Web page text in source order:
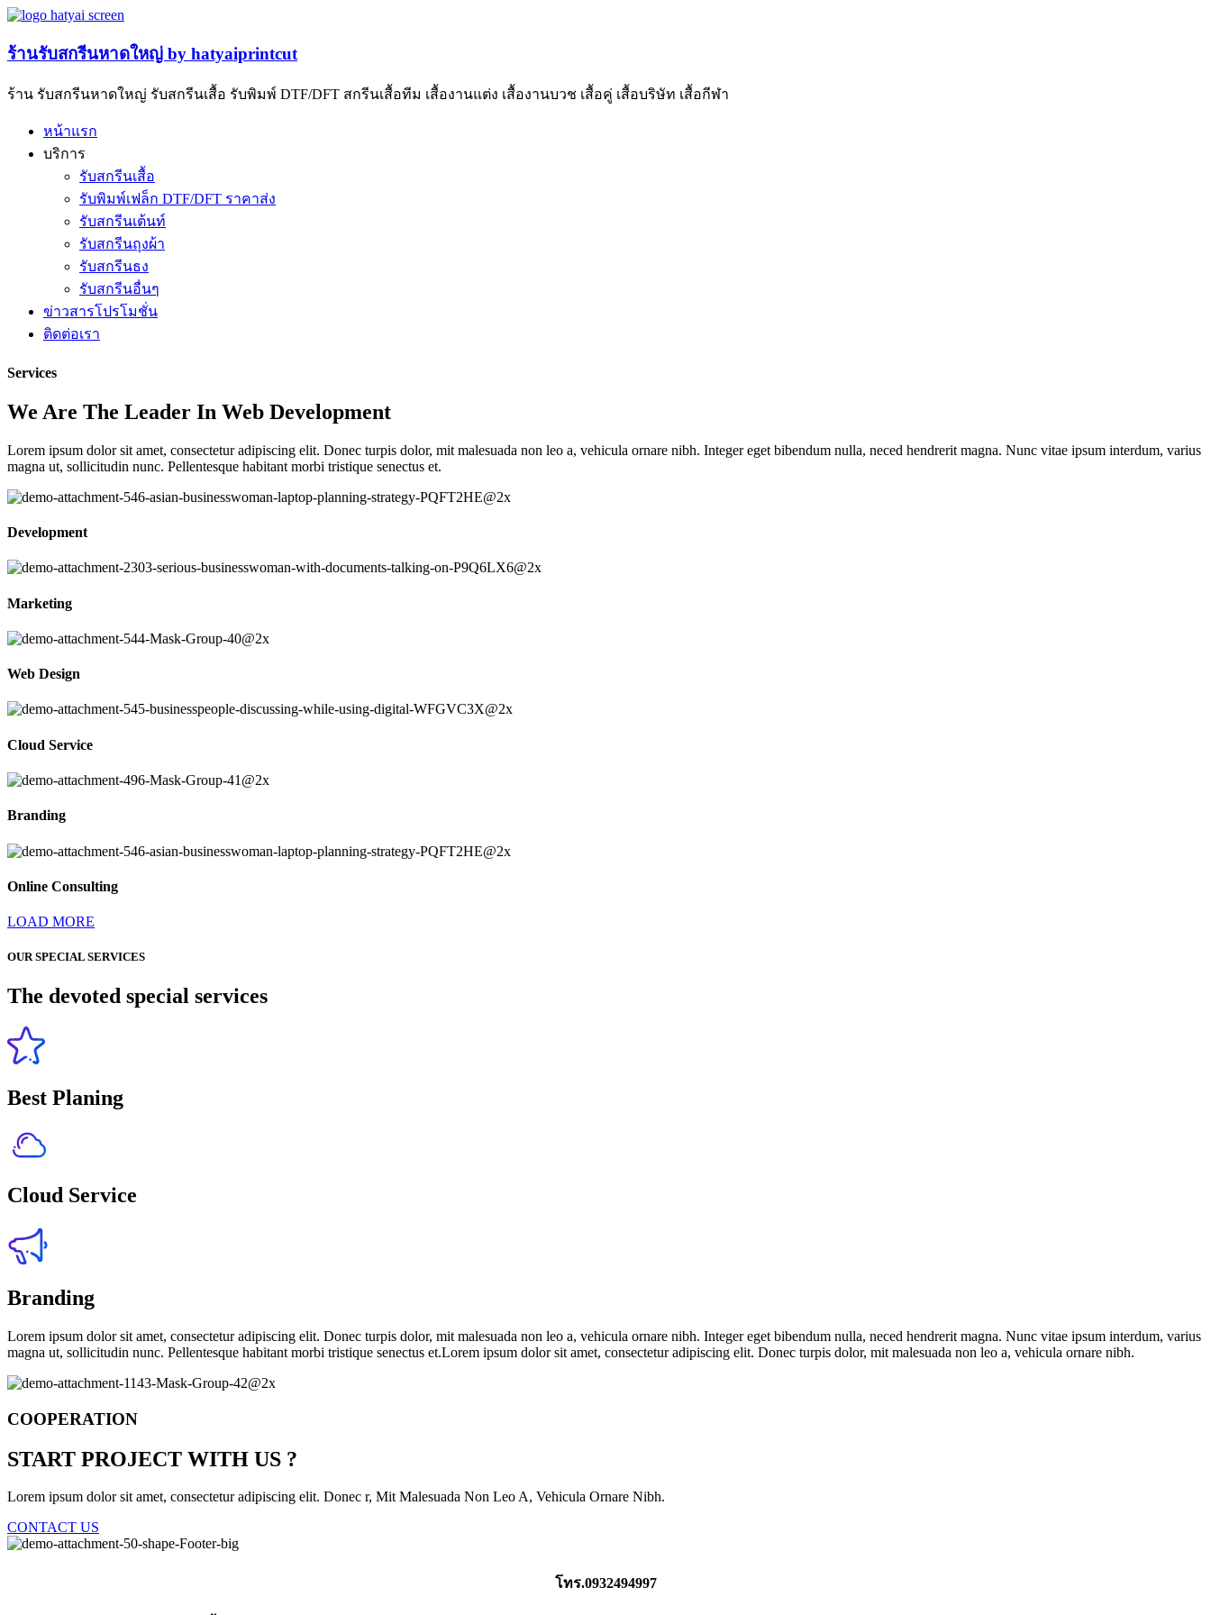
ร้านรับสกรีนหาดใหญ่ by hatyaiprintcut
ร้าน รับสกรีนหาดใหญ่ รับสกรีนเสื้อ รับพิมพ์ DTF/DFT สกรีนเสื้อทีม เสื้องานแต่ง เสื้องานบวช เสื้อคู่ เสื้อบริษัท เสื้อกีฬา
หน้าแรก
บริการ
รับสกรีนเสื้อ
รับพิมพ์เฟล็ก DTF/DFT ราคาส่ง
รับสกรีนเต้นท์
รับสกรีนถุงผ้า
รับสกรีนธง
รับสกรีนอื่นๆ
ข่าวสารโปรโมชั่น
ติดต่อเรา
Services
We Are The Leader In Web Development
Lorem ipsum dolor sit amet, consectetur adipiscing elit. Donec turpis dolor, mit malesuada non leo a, vehicula ornare nibh. Integer eget bibendum nulla, neced hendrerit magna. Nunc vitae ipsum interdum, varius
magna ut, sollicitudin nunc. Pellentesque habitant morbi tristique senectus et.
Development
Marketing
Web Design
Cloud Service
Branding
Online Consulting
LOAD MORE
OUR SPECIAL SERVICES
The devoted special services
Best Planing
Cloud Service
Branding
Lorem ipsum dolor sit amet, consectetur adipiscing elit. Donec turpis dolor, mit malesuada non leo a, vehicula ornare nibh. Integer eget bibendum nulla, neced hendrerit magna. Nunc vitae ipsum interdum, varius
magna ut, sollicitudin nunc. Pellentesque habitant morbi tristique senectus et.Lorem ipsum dolor sit amet, consectetur adipiscing elit. Donec turpis dolor, mit malesuada non leo a, vehicula ornare nibh.
COOPERATION
START PROJECT WITH US ?
Lorem ipsum dolor sit amet, consectetur adipiscing elit. Donec r, Mit Malesuada Non Leo A, Vehicula Ornare Nibh.
CONTACT US
โทร.0932494997